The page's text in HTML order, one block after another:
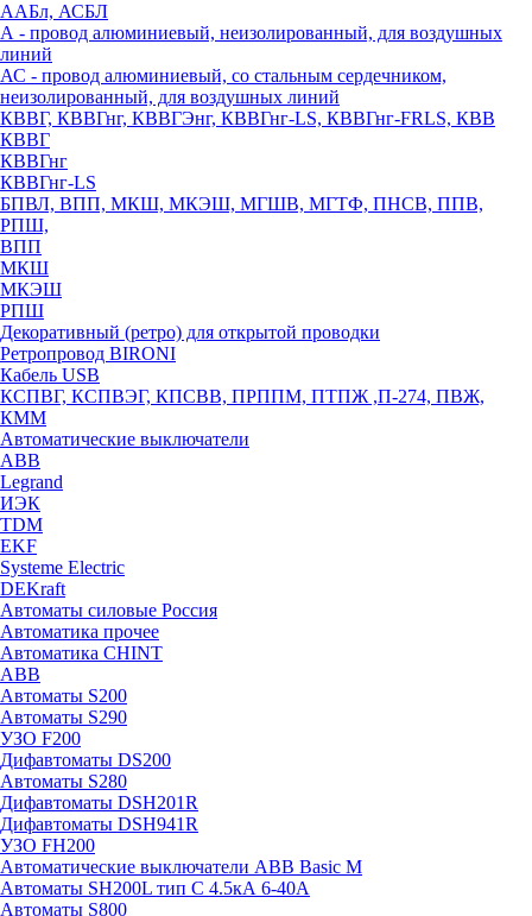
ААБл, АСБЛ
А - провод алюминиевый, неизолированный, для воздушных
линий
АС - провод алюминиевый, со стальным сердечником,
неизолированный, для воздушных линий
КВВГ, КВВГнг, КВВГЭнг, КВВГнг-LS, КВВГнг-FRLS, КВВ
КВВГ
КВВГнг
КВВГнг-LS
БПВЛ, ВПП, МКШ, МКЭШ, МГШВ, МГТФ, ПНСВ, ППВ,
РПШ,
ВПП
МКШ
МКЭШ
РПШ
Декоративный (ретро) для открытой проводки
Ретропровод BIRONI
Кабель USB
КСПВГ, КСПВЭГ, КПСВВ, ПРППМ, ПТПЖ ,П-274, ПВЖ,
КММ
Автоматические выключатели
ABB
Legrand
ИЭК
TDM
EKF
Systeme Electric
DEKraft
Автоматы силовые Россия
Автоматика прочее
Автоматика CHINT
ABB
Автоматы S200
Автоматы S290
УЗО F200
Дифавтоматы DS200
Автоматы S280
Дифавтоматы DSH201R
Дифавтоматы DSH941R
УЗО FH200
Автоматические выключатели ABB Basic M
Автоматы SH200L тип С 4.5кА 6-40А
Автоматы S800